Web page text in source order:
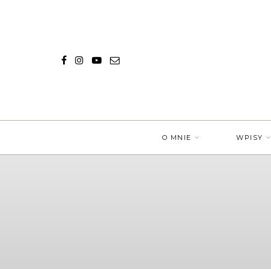
O MNIE WPISY